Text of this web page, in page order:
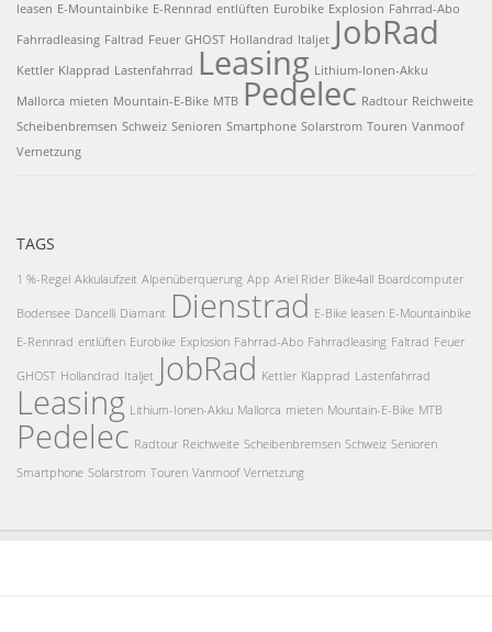
leasen E-Mountainbike E-Rennrad entlüften Eurobike Explosion Fahrrad-Abo
Fahrradleasing Faltrad Feuer GHOST Hollandrad Italjet JobRad
Kettler Klapprad Lastenfahrrad Leasing Lithium-Ionen-Akku
Mallorca mieten Mountain-E-Bike MTB Pedelec Radtour Reichweite
Scheibenbremsen Schweiz Senioren Smartphone Solarstrom Touren Vanmoof
Vernetzung
TAGS
1 %-Regel Akkulaufzeit Alpenüberquerung App Ariel Rider Bike4all Boardcomputer
Bodensee Dancelli Diamant Dienstrad E-Bike leasen E-Mountainbike
E-Rennrad entlüften Eurobike Explosion Fahrrad-Abo Fahrradleasing Faltrad Feuer
GHOST Hollandrad Italjet JobRad Kettler Klapprad Lastenfahrrad
Leasing Lithium-Ionen-Akku Mallorca mieten Mountain-E-Bike MTB
Pedelec Radtour Reichweite Scheibenbremsen Schweiz Senioren
Smartphone Solarstrom Touren Vanmoof Vernetzung